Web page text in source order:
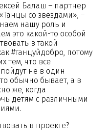
Балаш – партнер
со звездами», –
нашу роль и
это какой-то особой
в такой
#танцуйдобро, потому
тем, что все
не в один
обычно бывает, а в
же, когда
детям с различными
в проекте?